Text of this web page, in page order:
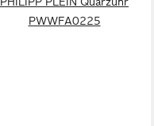
PWWFA0225